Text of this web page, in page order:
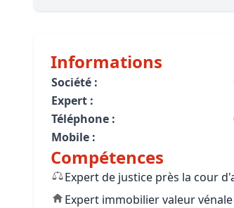
Pathologies des
Lecture et
Estimer le droit au
Informations
Société :
Expert :
Téléphone :
Mobile :
Compétences
Expert de justice près la cour
Expert immobilier valeur